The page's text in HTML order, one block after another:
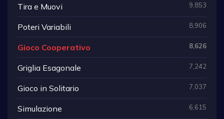
Tira e Muovi 9,853
Poteri Variabili 8,906
Gioco Cooperativo 8,626
Griglia Esagonale 7,242
Gioco in Solitario 7,037
Simulazione 6,615